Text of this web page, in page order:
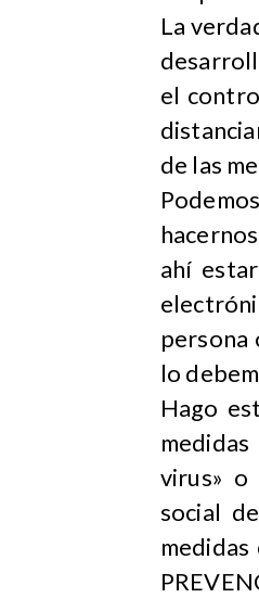
La
el
de las
ahí
persona
lo
Hago
virus» o
social